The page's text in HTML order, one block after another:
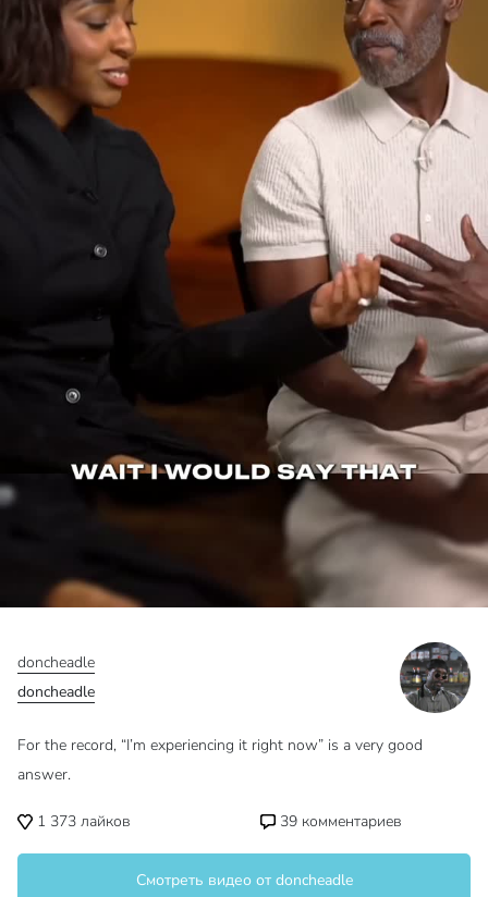
doncheadle
doncheadle
For the record, “I’m experiencing it right now” is a very good
answer.
1 373 лайков 39 комментариев
Смотреть видео от doncheadle